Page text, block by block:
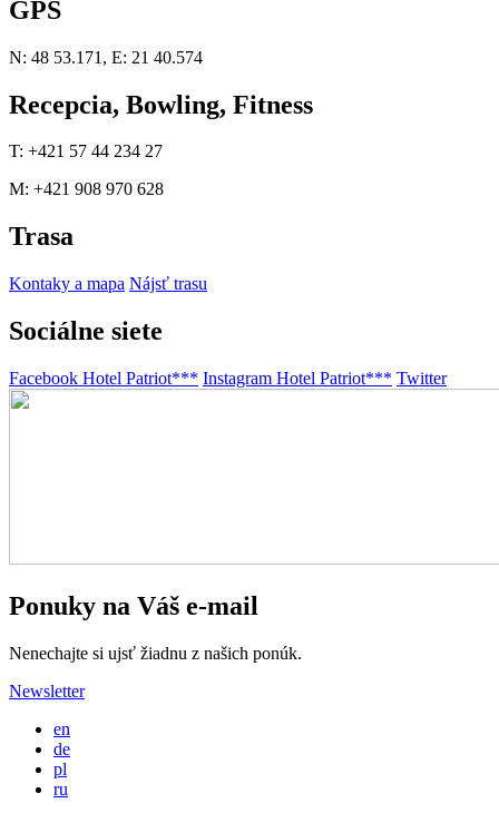
GPS
N: 48 53.171, E: 21 40.574
Recepcia, Bowling, Fitness
T: +421 57 44 234 27
M: +421 908 970 628
Trasa
Kontaky a mapa Nájsť trasu
Sociálne siete
Facebook Hotel Patriot*** Instagram Hotel Patriot*** Twitter
Ponuky na Váš e-mail
Nenechajte si ujsť žiadnu z našich ponúk.
Newsletter
en
de
pl
ru